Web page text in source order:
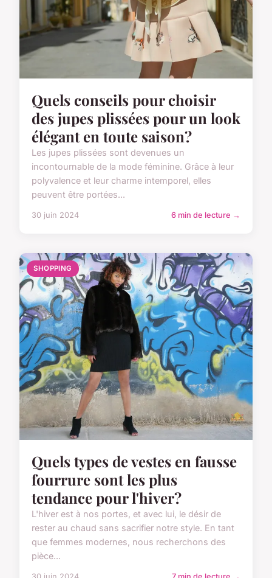
Quels conseils pour choisir
des jupes plissées pour un look
élégant en toute saison?
Les jupes plissées sont devenues un
incontournable de la mode féminine. Grâce à leur
polyvalence et leur charme intemporel, elles
peuvent être portées...
30 juin 2024 6 min de lecture →
SHOPPING
Quels types de vestes en fausse
fourrure sont les plus
tendance pour l'hiver?
L'hiver est à nos portes, et avec lui, le désir de
rester au chaud sans sacrifier notre style. En tant
que femmes modernes, nous recherchons des
pièce...